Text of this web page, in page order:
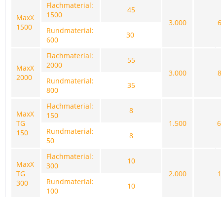
MaxX
1500
Flachmaterial:
1500
45
3.000
Rundmaterial:
600
30
MaxX
2000
Flachmaterial:
2000
55
3.000
Rundmaterial:
800
35
MaxX
TG
150
Flachmaterial:
150
8
1.500
Rundmaterial:
50
8
MaxX
TG
300
Flachmaterial:
300
10
2.000
Rundmaterial:
100
10